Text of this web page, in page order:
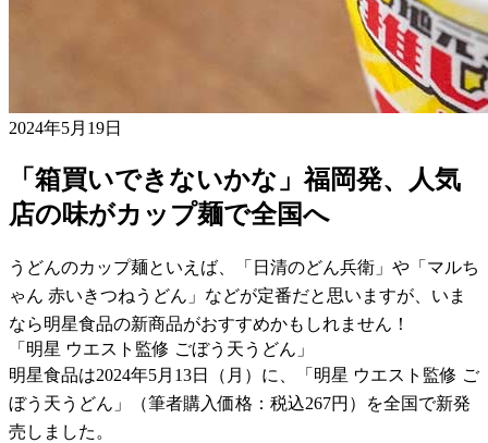
2024年5月19日
「箱買いできないかな」福岡発、人気
店の味がカップ麺で全国へ
うどんのカップ麺といえば、「日清のどん兵衛」や「マルち
ゃん 赤いきつねうどん」などが定番だと思いますが、いま
なら明星食品の新商品がおすすめかもしれません！
「明星 ウエスト監修 ごぼう天うどん」
明星食品は2024年5月13日（月）に、「明星 ウエスト監修 ご
ぼう天うどん」（筆者購入価格：税込267円）を全国で新発
売しました。